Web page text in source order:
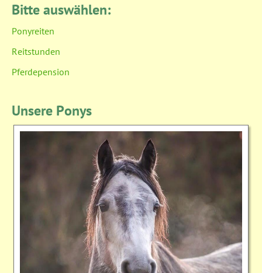
Bitte auswählen:
Ponyreiten
Reitstunden
Pferdepension
Unsere Ponys